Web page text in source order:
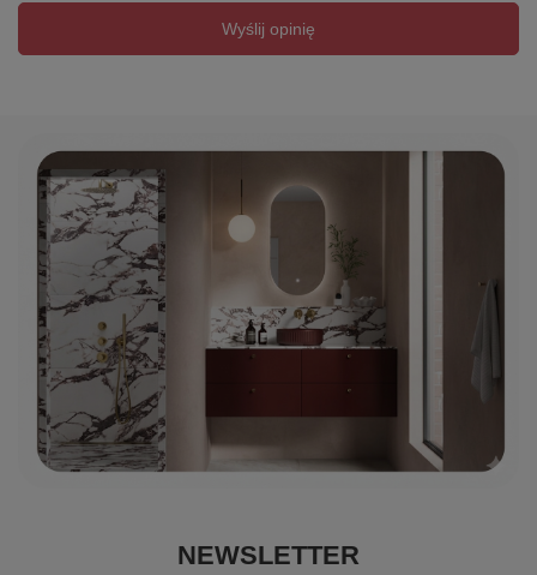
Wyślij opinię
NEWSLETTER